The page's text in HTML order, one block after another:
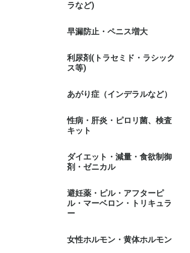
ラなど)
早漏防止・ペニス増大
利尿剤(トラセミド・ラシック
ス等)
あがり症（インデラルなど）
性病・肝炎・ピロリ菌、検査
キット
ダイエット・減量・食欲制御
剤・ゼニカル
避妊薬・ピル・アフターピ
ル・マーベロン・トリキュラ
ー
女性ホルモン・黄体ホルモン